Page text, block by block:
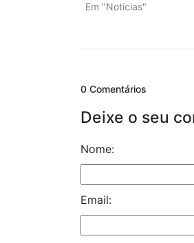
Em "Notícias"
0 Comentários
Deixe o seu
Nome:
Email: